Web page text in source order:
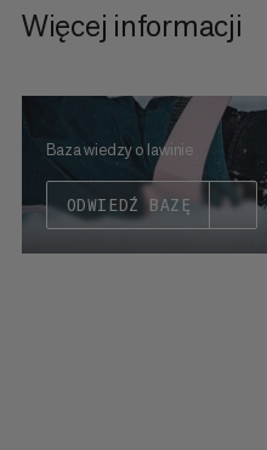
Więcej informacji
Baza wiedzy o lawinie
ODWIEDŹ BAZĘ